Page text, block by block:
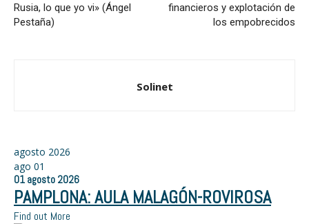
Rusia, lo que yo vi» (Ángel
Pestaña)
financieros y explotación de
los empobrecidos
Solinet
agosto 2026
ago 01
01 agosto 2026
PAMPLONA: AULA MALAGÓN-ROVIROSA
Find out More